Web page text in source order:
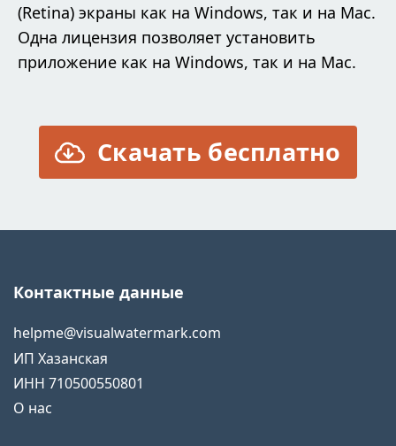
(Retina) экраны как на Windows, так и на Mac.
Одна лицензия позволяет установить
приложение как на Windows, так и на Mac.
Скачать бесплатно
Контактные данные
helpme@visualwatermark.com
ИП Хазанская
ИНН 710500550801
О нас